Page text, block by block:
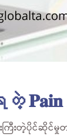
ကြီးတဲ့ပိုင်